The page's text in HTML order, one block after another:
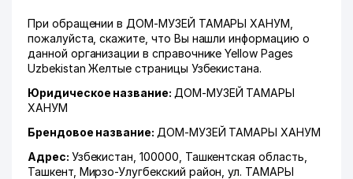
При обращении в ДОМ-МУЗЕЙ ТАМАРЫ ХАНУМ,
пожалуйста, скажите, что Вы нашли информацию о
данной организации в справочнике Yellow Pages
Uzbekistan Желтые страницы Узбекистана.
Юридическое название: ДОМ-МУЗЕЙ ТАМАРЫ
ХАНУМ
Брендовое название: ДОМ-МУЗЕЙ ТАМАРЫ ХАНУМ
Адрес: Узбекистан, 100000, Ташкентская область
Ташкент, Мирзо-Улугбекский район ,ул. ТАМАРЫ